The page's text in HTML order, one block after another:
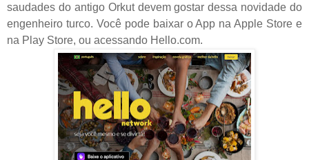
saudades do antigo Orkut devem gostar dessa novidade do
engenheiro turco. Você pode baixar o App na Apple Store e
na Play Store, ou acessando Hello.com.